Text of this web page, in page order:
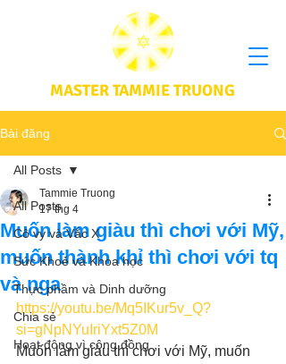
MASTER TAMMIE TRUONG
Bài đăng
All Posts
Cô vy và Vắc X
Sức Khoẻ và Khoa học
Thực phầm và Dinh dưỡng
Chia sẻ
Hoạt động vì cộng đồng
All Posts
Muốn làm giàu thì chơi với Mỹ,
muốn thành khỉ thì chơi với tq
và nga
Tammie Truong
17 thg 4
https://youtu.be/Mq5IKur5v_Q?
si=gNpNYuIriYxt5Z0M
Muốn làm giàu thì chơi với Mỹ, muốn